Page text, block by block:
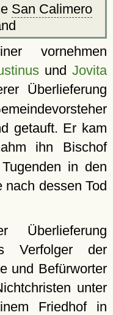
San Calimero
vornehmen
undJovita
Überlieferung
getauft. Er kam
ihn Bischof
in den
dessen Tod
Überlieferung
Verfolger der
und Befürworter
unter
Friedhof in